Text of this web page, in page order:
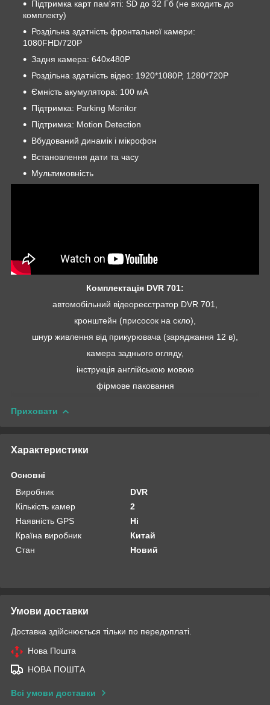
Підтримка карт пам'яті: SD до 32 Гб (не входить до
комплекту)
Роздільна здатність фронтальної камери:
1080FHD/720P
Задня камера: 640х480P
Роздільна здатність відео: 1920*1080P, 1280*720P
Ємність акумулятора: 100 мА
Підтримка: Parking Monitor
Підтримка: Motion Detection
Вбудований динамік і мікрофон
Встановлення дати та часу
Мультимовність
Комплектація DVR 701:
автомобільний відеореєстратор DVR 701,
кронштейн (присосок на скло),
шнур живлення від прикурювача (заряджання 12 в),
камера заднього огляду,
інструкція англійською мовою
фірмове паковання
Приховати
Характеристики
Основні
Виробник
DVR
Кількість камер
2
Наявність GPS
Ні
Країна виробник
Китай
Стан
Новий
Умови доставки
Доставка здійснюється тільки по передоплаті.
Нова Пошта
НОВА ПОШТА
Всі умови доставки